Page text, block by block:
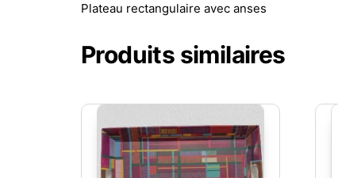
Plateau rectangulaire avec anses
Produits similaires